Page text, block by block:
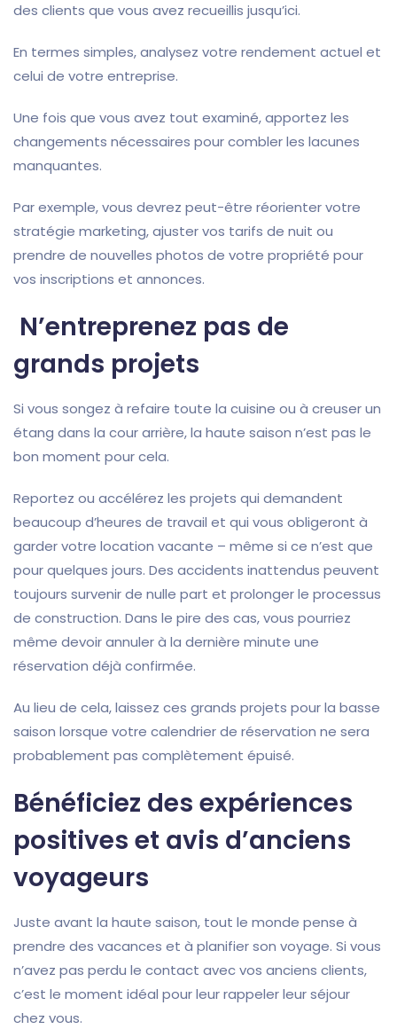
des clients que vous avez recueillis jusqu’ici.
En termes simples, analysez votre rendement actuel et
celui de votre entreprise.
Une fois que vous avez tout examiné, apportez les
changements nécessaires pour combler les lacunes
manquantes.
Par exemple, vous devrez peut-être réorienter votre
stratégie marketing, ajuster vos tarifs de nuit ou
prendre de nouvelles photos de votre propriété pour
vos inscriptions et annonces.
N’entreprenez pas de
grands projets
Si vous songez à refaire toute la cuisine ou à creuser un
étang dans la cour arrière, la haute saison n’est pas le
bon moment pour cela.
Reportez ou accélérez les projets qui demandent
beaucoup d’heures de travail et qui vous obligeront à
garder votre location vacante – même si ce n’est que
pour quelques jours. Des accidents inattendus peuvent
toujours survenir de nulle part et prolonger le processus
de construction. Dans le pire des cas, vous pourriez
même devoir annuler à la dernière minute une
réservation déjà confirmée.
Au lieu de cela, laissez ces grands projets pour la basse
saison lorsque votre calendrier de réservation ne sera
probablement pas complètement épuisé.
Bénéficiez des expériences
positives et avis d’anciens
voyageurs
Juste avant la haute saison, tout le monde pense à
prendre des vacances et à planifier son voyage. Si vous
n’avez pas perdu le contact avec vos anciens clients,
c’est le moment idéal pour leur rappeler leur séjour
chez vous.